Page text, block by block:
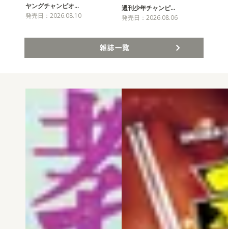
ヤングチャンピオ…
発売日：2026.08.10
週刊少年チャンピ…
発売日：2026.08.06